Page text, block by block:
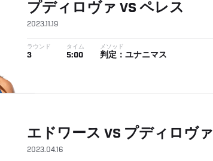
プディロヴァ VS ペレス
2023.11.19
ラウンド
3
タイム
5:00
メソッド
判定：ユナニマス
エドワース VS プディロヴァ
2023.04.16